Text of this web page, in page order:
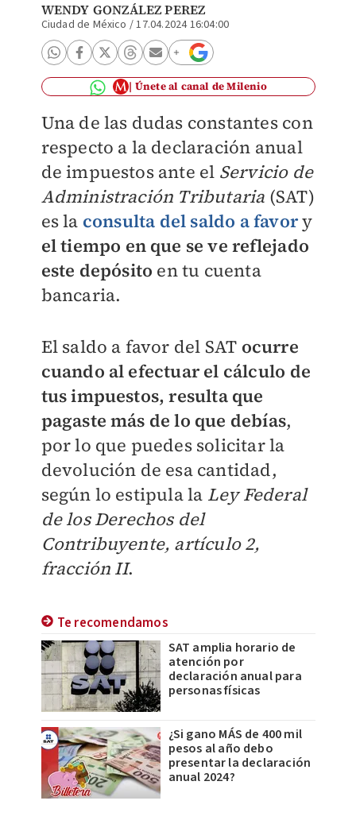
WENDY GONZÁLEZ PEREZ
Ciudad de México /17.04.2024 16:04:00
Únete al canal de Milenio
Una de las dudas constantes con
respecto a la declaración anual
de impuestos ante el Servicio de
Administración Tributaria (SAT)
es la consulta del saldo a favory
el tiempo en que se ve reflejado
este depósito en tu cuenta
bancaria.
El saldo a favor del SAT ocurre
cuando al efectuar el cálculo de
tus impuestos, resulta que
pagaste más de lo que debías,
por lo que puedes solicitar la
devolución de esa cantidad,
según lo estipula la Ley Federal
de los Derechos del
Contribuyente, artículo 2,
fracción II.
Te recomendamos
SAT amplia horario de
atención por
declaración anual para
personas físicas
¿Si gano MÁS de 400 mil
pesos al año debo
presentar la declaración
anual 2024?